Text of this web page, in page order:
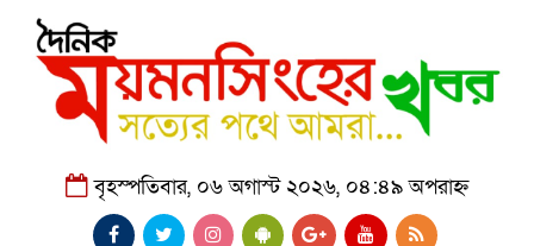
বৃহস্পতিবার, ০৬ অগাস্ট ২০২৬, ০৪:৪৯ অপরাহ্ন